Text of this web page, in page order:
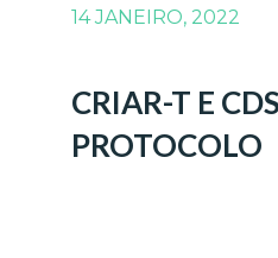
14 JANEIRO, 2022
CRIAR-T E
PROTOCOLO